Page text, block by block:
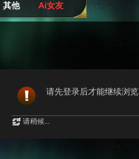
其他 Ai女友
请先登录后才能继续浏览
请稍候...